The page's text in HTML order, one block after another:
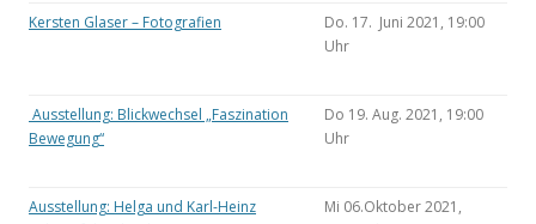
Kersten Glaser – Fotografien
Do. 17. Juni 2021, 19:00
Uhr
Ausstellung: Blickwechsel „Faszination
Bewegung“
Do 19. Aug. 2021, 19:00
Uhr
Ausstellung: Helga und Karl-Heinz
Mi 06.Oktober 2021,